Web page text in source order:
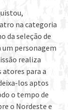
na categoria
da seleção de
personagem
realiza
atores para a
los aptos
o tempo de
o Nordeste e